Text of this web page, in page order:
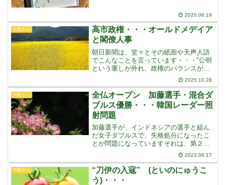
ラムス、テナーサックス、トロンボーン
の管楽器で構成され、心地よく洗練され
たサウンド
2020.06.19
大町から
高市政権・・・オールドメデイア
と閣僚人事
朝日新聞は、堂々とその紙面や天声人語
でこんなことを言っています・・・“公明
という重しが外れ、政権のバランスが一
気に右へと傾いたため、どこへ転がって
いくのかわからない・・・”“高市さん本人
は、正しく進んでいるつもりでも方向感
覚を失って思わぬ所
2025.10.28
大町から
全仏オープン 加藤選手・混合ダ
ブルス優勝・・・韓国レーダー照
射問題
加藤選手が、インドネシアの選手と組ん
だ女子ダブルスで、失格処分になったこ
とが問題になっていますそれは、第２セ
ット途中、ポイント間に相手コートに送
った球が、ボールガールを直撃し、もち
ろん故意に行ったものではなく、また強
い球でもなかったのですが
2023.06.17
大町から
“刀伊の入寇” (といのにゅうこ
う)・・・